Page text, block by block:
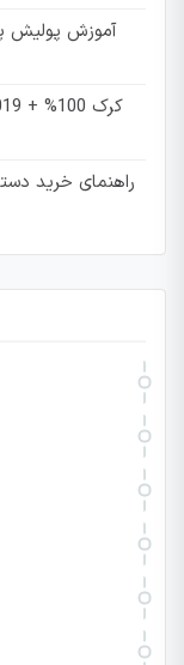
آموزش پولیش
راهنمای خرید